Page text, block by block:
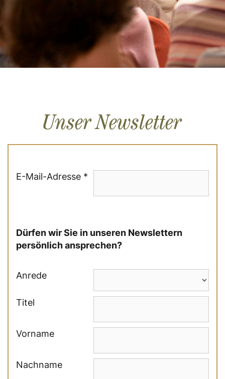
Unser Newsletter
E-Mail-Adresse *
Dürfen wir Sie in unseren Newslettern
persönlich ansprechen?
Anrede
Titel
Vorname
Nachname